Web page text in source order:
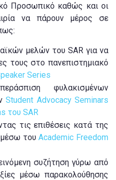
Προσωπικό καθώς και οι
να πάρουν μέρος σε
μελών του SAR για να
τους στο πανεπιστημιακό
Series
φυλακισμένων
Student Advocacy Seminars
του SAR
τις επιθέσεις κατά της
μέσω τουAcademic Freedom
συζήτηση γύρω από
μέσω παρακολούθησης